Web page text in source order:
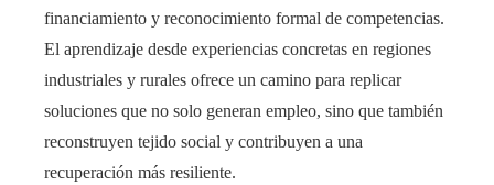
financiamiento y reconocimiento formal de competencias.
El aprendizaje desde experiencias concretas en regiones
industriales y rurales ofrece un camino para replicar
soluciones que no solo generan empleo, sino que también
reconstruyen tejido social y contribuyen a una
recuperación más resiliente.